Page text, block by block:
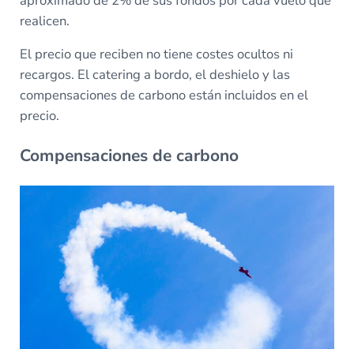
realicen.
El precio que reciben no tiene costes ocultos ni
recargos. El catering a bordo, el deshielo y las
compensaciones de carbono están incluidos en el
precio.
Compensaciones de carbono